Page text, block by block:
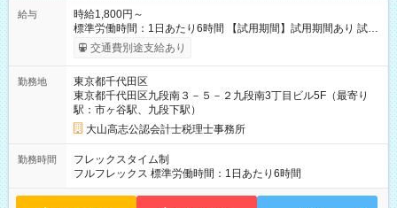
給与
時給1,800円～
標準労働時間：1日あたり6時間 【試用期間】試用期間あり 試用
期間の長さ：3ヶ月 雇用形態、給与は本採用時と同じです。
交通費別途支給あり
勤務地
東京都千代田区
東京都千代田区九段南３－５－２九段南3丁目ビル5F（最寄り
駅：市ヶ谷駅、九段下駅）
大山高志公認会計士税理士事務所
勤務時間
フレックスタイム制
フルフレックス 標準労働時間：1日あたり6時間